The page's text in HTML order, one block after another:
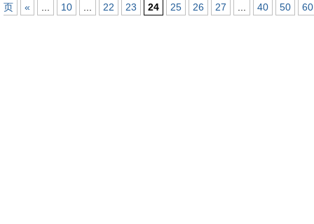
页
« 10 22 23 24 25 26 27 40 50 60